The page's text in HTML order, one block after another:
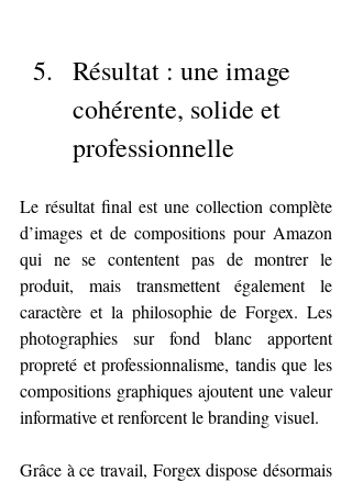
Résultat : une image
cohérente, solide et
professionnelle
Le résultat final est une collection complète
d’images et de compositions pour Amazon
qui ne se contentent pas de montrer le
produit, mais transmettent également le
caractère et la philosophie de Forgex. Les
photographies sur fond blanc apportent
propreté et professionnalisme, tandis que les
compositions graphiques ajoutent une valeur
informative et renforcent le branding visuel.
Grâce à ce travail, Forgex dispose désormais